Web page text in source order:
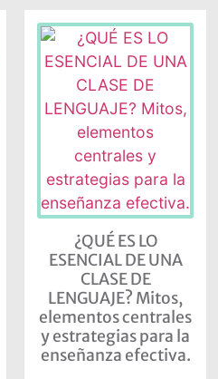
¿QUÉ ES LO
ESENCIAL DE UNA
CLASE DE
LENGUAJE? Mitos,
elementos centrales
y estrategias para la
enseñanza efectiva.